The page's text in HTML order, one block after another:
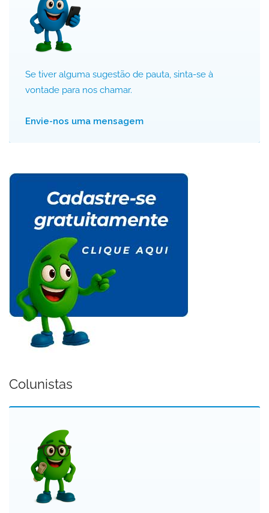
Se tiver alguma sugestão de pauta, sinta-se à
vontade para nos chamar.
Envie-nos uma mensagem
Colunistas